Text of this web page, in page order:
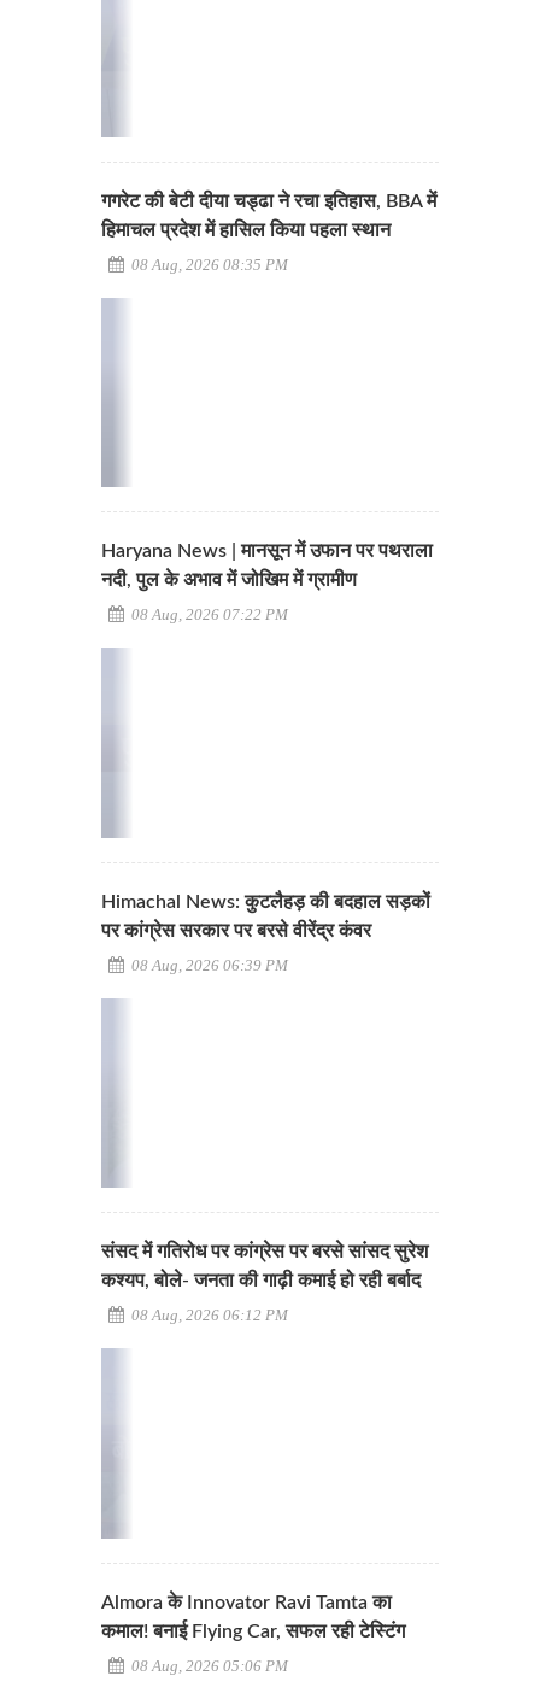
गगरेट की बेटी दीया चड्ढा ने रचा इतिहास, BBA में
हिमाचल प्रदेश में हासिल किया पहला स्थान
08 Aug, 2026 08:35 PM
Haryana News | मानसून में उफान पर पथराला
नदी, पुल के अभाव में जोखिम में ग्रामीण
08 Aug, 2026 07:22 PM
Himachal News: कुटलैहड़ की बदहाल सड़कों
पर कांग्रेस सरकार पर बरसे वीरेंद्र कंवर
08 Aug, 2026 06:39 PM
संसद में गतिरोध पर कांग्रेस पर बरसे सांसद सुरेश
कश्यप, बोले- जनता की गाढ़ी कमाई हो रही बर्बाद
08 Aug, 2026 06:12 PM
Almora के Innovator Ravi Tamta का
कमाल! बनाई Flying Car, सफल रही टेस्टिंग
08 Aug, 2026 05:06 PM